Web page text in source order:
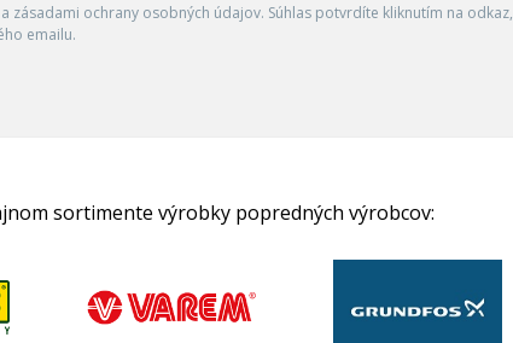
ochrany osobných údajov. Súhlas potvrdíte kliknutím na
emailu.
sortimente výrobky popredných výrobcov: